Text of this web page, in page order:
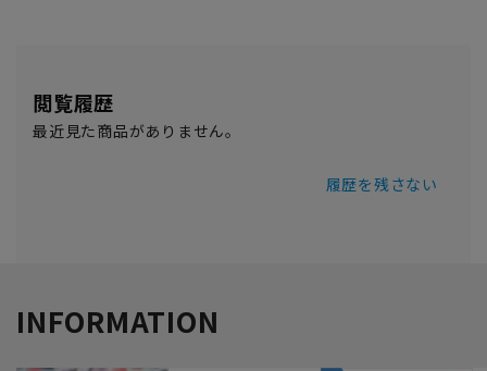
閲覧履歴
最近見た商品がありません。
履歴を残さない
INFORMATION